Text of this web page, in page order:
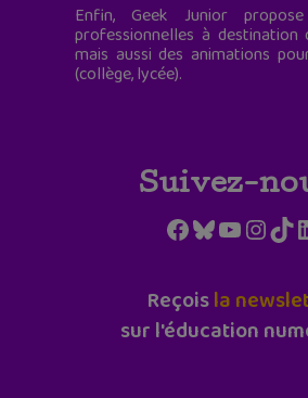
Enfin, Geek Junior
professionnelles à destination
mais aussi des animations
(collège, lycée).
Suivez-
Facebook
Bluesky
Reçoisla
sur l'éducation